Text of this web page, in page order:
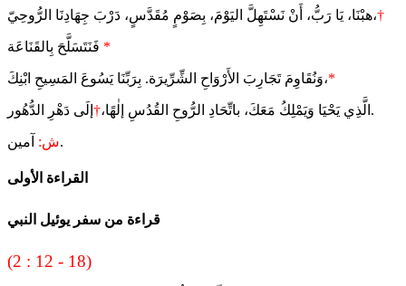
هبْنَا، يَا رَبُّ، أَنْ نَسْتَهِلَّ اليَوْمَ، بِصَوْمٍ مُقَدَّسٍ، دَرْبَ جِهَادِنَا الرُّوحِيّ،†
*
وَنُقَاوِمَ تَجَارِبَ الأَرْوَاحِ الشِّرِّيرَة. بِرَبِّنَا يَسُوعَ المَسِيحِ ابْنِكَ،*
الَّذِي يَحْيَا وَيَمْلِكُ مَعَكَ، باتِّحَادِ الرُّوحِ القُدُسِ إلٰهًا،† إلَى دَهْرِ الدُّهُور.
ش:آمين.
القراءة الأولى
قراءة من سفر يوئيل النبي
(2 : 12 - 18)